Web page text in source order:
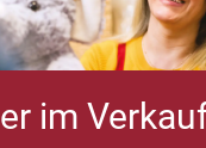
im